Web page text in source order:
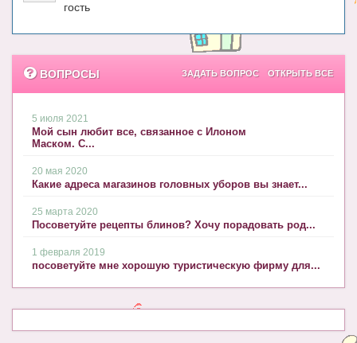
гость
ВОПРОСЫ ОТКРЫТЬ ВСЕ
ЗАДАТЬ ВОПРОС
5 июля 2021
Мой сын любит все, связанное с Илоном
Маском. С...
20 мая 2020
Какие адреса магазинов головных уборов вы знает...
25 марта 2020
Посоветуйте рецепты блинов? Хочу порадовать род...
1 февраля 2019
посоветуйте мне хорошую туристическую фирму для...